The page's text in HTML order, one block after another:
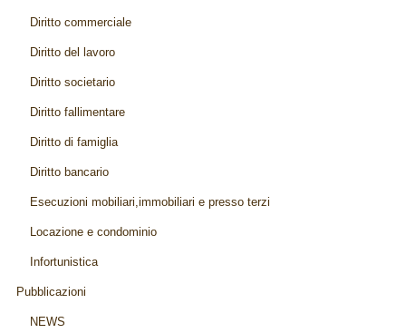
Diritto commerciale
Diritto del lavoro
Diritto societario
Diritto fallimentare
Diritto di famiglia
Diritto bancario
Esecuzioni mobiliari,immobiliari e presso terzi
Locazione e condominio
Infortunistica
Pubblicazioni
NEWS